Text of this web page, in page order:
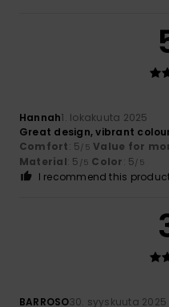
Hannah1. lokakuuta 2025
Great design, vibrant
Comfort: 5/5 Value for
Material: 5 /5 Color: 5/5
I recommend this
BARROSO30. syyskuuta 2025